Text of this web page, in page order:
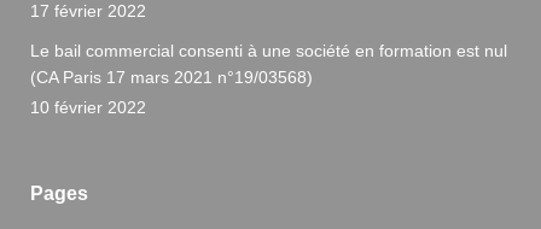
17 février 2022
Le bail commercial consenti à une société en formation est nul
(CA Paris 17 mars 2021 n°19/03568)
10 février 2022
Pages